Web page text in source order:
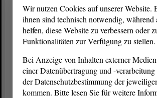
dasGesetzdie Stufe 5 hinein, egal ob
uns hier weiß, ob die Stufe 5 zutreffend
nicht eigentlich eher die Stufe 6
dass wir am Ende jedenfalls dem
nicht zustimmen werden. Aber der
die Ausschüsse stimmen wir zu,
Wir nutzen Cookies auf unserer Website.
ihnen sind technisch notwendig, während
helfen, diese Website zu verbessern oder
Funktionalitäten zur Verfügung zu stellen.
Bei Anzeige von Inhalten externer
einer Datenübertragung und -verarbeitung
der Datenschutzbestimmung der
kommen. Bitte lesen Sie für weitere